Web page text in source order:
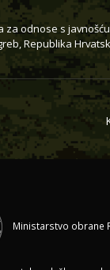
za odnose s
Republika
Ministarstvo obrane